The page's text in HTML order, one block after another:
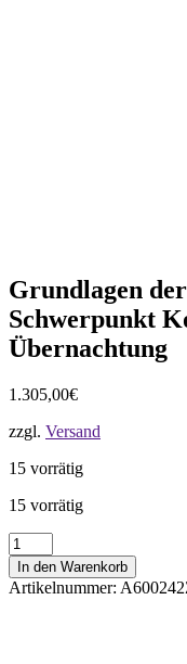
Grundlagen
Schwerpunkt
Übernachtung
1.305,00€
zzgl. Versand
15 vorrätig
15 vorrätig
Grundlagen
der
Entgeltgestaltung
-
In den Warenkorb
Artikelnummer: